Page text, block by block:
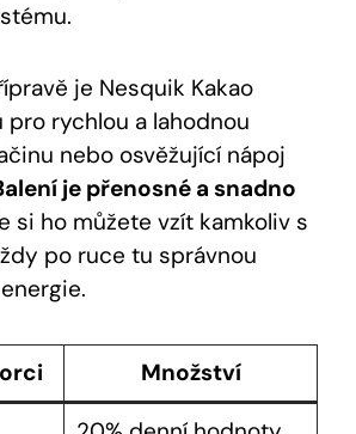
je Nesquik Kakao
pro rychlou a lahodnou
nebo osvěžující nápoj
je přenosné a snadno
si ho můžete vzít kamkoliv s
po ruce tu správnou
Množství